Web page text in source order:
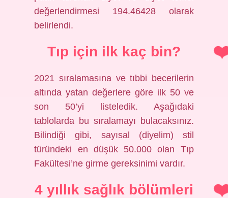
değerlendirmesi 194.46428 olarak
belirlendi.
Tıp için ilk kaç bin?
2021 sıralamasına ve tıbbi becerilerin
altında yatan değerlere göre ilk 50 ve
son 50’yi listeledik. Aşağıdaki
tablolarda bu sıralamayı bulacaksınız.
Bilindiği gibi, sayısal (diyelim) stil
türündeki en düşük 50.000 olan Tıp
Fakültesi’ne girme gereksinimi vardır.
4 yıllık sağlık bölümleri